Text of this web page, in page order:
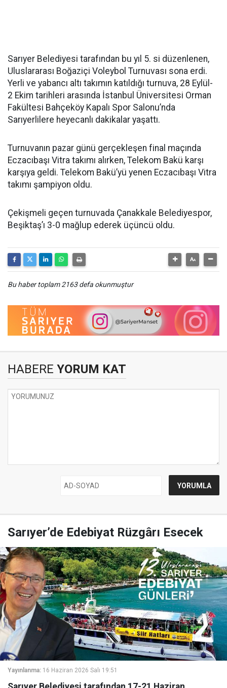
Sarıyer Belediyesi tarafından bu yıl 5. si düzenlenen,
Uluslararası Boğaziçi Voleybol Turnuvası sona erdi.
Yerli ve yabancı altı takımın katıldığı turnuva, 28 Eylül-
2 Ekim tarihleri arasında İstanbul Üniversitesi Orman
Fakültesi Bahçeköy Kapalı Spor Salonu’nda
Sarıyerlilere heyecanlı dakikalar yaşattı.
Turnuvanın pazar günü gerçekleşen final maçında
Eczacıbaşı Vitra takımı alırken, Telekom Bakü karşı
karşıya geldi. Telekom Bakü’yü yenen Eczacıbaşı Vitra
takımı şampiyon oldu.
Çekişmeli geçen turnuvada Çanakkale Belediyespor,
Beşiktaş’ı 3-0 mağlup ederek üçüncü oldu.
Bu haber toplam 2163 defa okunmuştur
HABERE YORUM KAT
Sarıyer’de Edebiyat Rüzgârı Esecek
Yayınlanma: 16 Haziran 2026 Salı 19:51